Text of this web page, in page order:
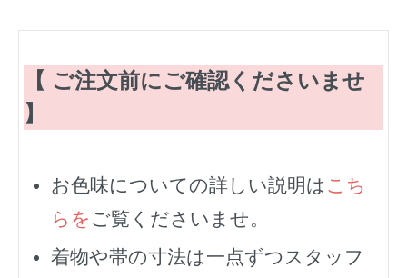
【 ご注文前にご確認くださいませ
】
お色味についての詳しい説明は こち
らを ご覧くださいませ。
着物や帯の寸法は一点ずつスタッフ